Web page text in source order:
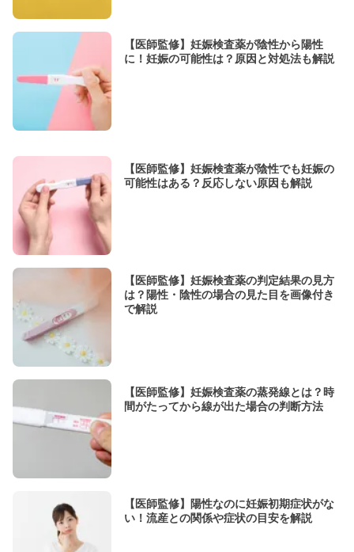
【医師監修】妊娠検査薬が陰性から陽性
に！妊娠の可能性は？原因と対処法も解説
【医師監修】妊娠検査薬が陰性でも妊娠の
可能性はある？反応しない原因も解説
【医師監修】妊娠検査薬の判定結果の見方
は？陽性・陰性の場合の見た目を画像付き
で解説
【医師監修】妊娠検査薬の蒸発線とは？時
間がたってから線が出た場合の判断方法
【医師監修】陽性なのに妊娠初期症状がな
い！流産との関係や症状の目安を解説